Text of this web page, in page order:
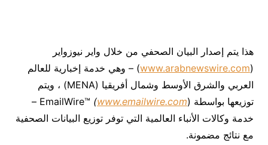
هذا يتم إصدار البيان الصحفي من خلال واير نيوزواير
(
www.arabnewswire.com) – وهي خدمة إخبارية للعالم
العربي والشرق الأوسط وشمال أفريقيا (MENA) ، ويتم
توزيعها بواسطة EmailWire™
(www.emailwire.com
) –
خدمة وكالات الأنباء العالمية التي توفر توزيع البيانات الصحفية
مع نتائج مضمونة.